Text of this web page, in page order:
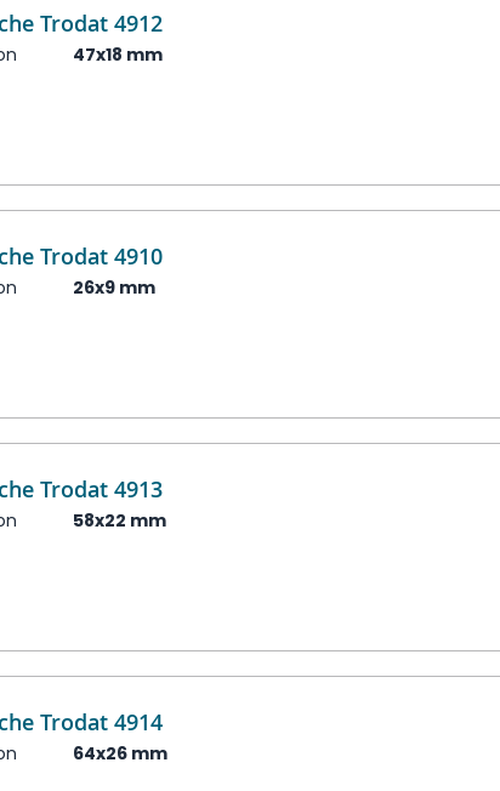
Trodat 4912
47x18 mm
Trodat 4910
26x9 mm
Trodat 4913
58x22 mm
Trodat 4914
64x26 mm